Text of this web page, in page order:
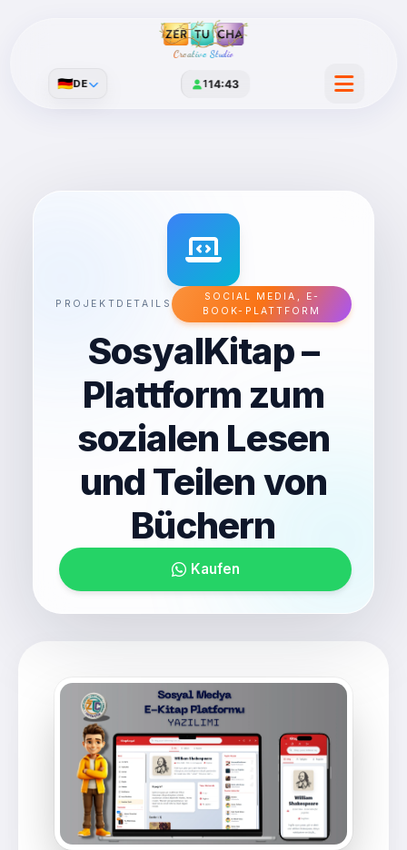
Creative Studio
114:43
🇩🇪DE
PROJEKTDETAILS
SOCIAL MEDIA, E-
BOOK-PLATTFORM
SosyalKitap –
Plattform zum
sozialen Lesen
und Teilen von
Büchern
Kaufen